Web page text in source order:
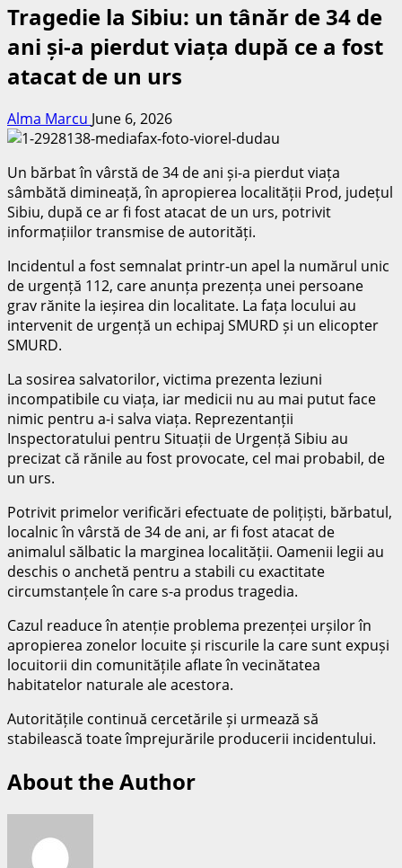
Tragedie la Sibiu: un tânăr de 34 de
ani și-a pierdut viața după ce a fost
atacat de un urs
Alma Marcu June 6, 2026
Un bărbat în vârstă de 34 de ani și-a pierdut viața
sâmbătă dimineață, în apropierea localității Prod, județul
Sibiu, după ce ar fi fost atacat de un urs, potrivit
informațiilor transmise de autorități.
Incidentul a fost semnalat printr-un apel la numărul unic
de urgență 112, care anunța prezența unei persoane
grav rănite la ieșirea din localitate. La fața locului au
intervenit de urgență un echipaj SMURD și un elicopter
SMURD.
La sosirea salvatorilor, victima prezenta leziuni
incompatibile cu viața, iar medicii nu au mai putut face
nimic pentru a-i salva viața. Reprezentanții
Inspectoratului pentru Situații de Urgență Sibiu au
precizat că rănile au fost provocate, cel mai probabil, de
un urs.
Potrivit primelor verificări efectuate de polițiști, bărbatul,
localnic în vârstă de 34 de ani, ar fi fost atacat de
animalul sălbatic la marginea localității. Oamenii legii au
deschis o anchetă pentru a stabili cu exactitate
circumstanțele în care s-a produs tragedia.
Cazul readuce în atenție problema prezenței urșilor în
apropierea zonelor locuite și riscurile la care sunt expuși
locuitorii din comunitățile aflate în vecinătatea
habitatelor naturale ale acestora.
Autoritățile continuă cercetările și urmează să
stabilească toate împrejurările producerii incidentului.
About the Author